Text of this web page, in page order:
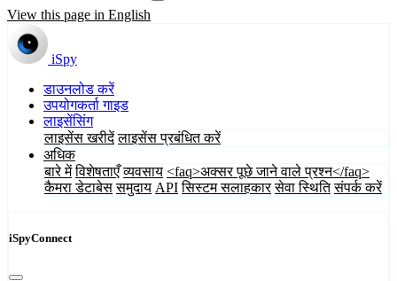
View this page in English
iSpy
डाउनलोड करें
उपयोगकर्ता गाइड
लाइसेंसिंग
लाइसेंस खरीदें लाइसेंस प्रबंधित करें
अधिक
बारे में विशेषताएँ व्यवसाय <faq>अक्सर पूछे जाने वाले प्रश्न</faq>
कैमरा डेटाबेस समुदाय API सिस्टम सलाहकार सेवा स्थिति संपर्क करें
iSpyConnect